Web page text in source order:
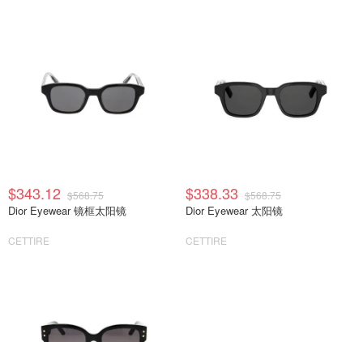
$343.12 $568.75
Dior Eyewear 镜框太阳镜
CETTIRE
$338.33 $568.75
Dior Eyewear 太阳镜
CETTIRE